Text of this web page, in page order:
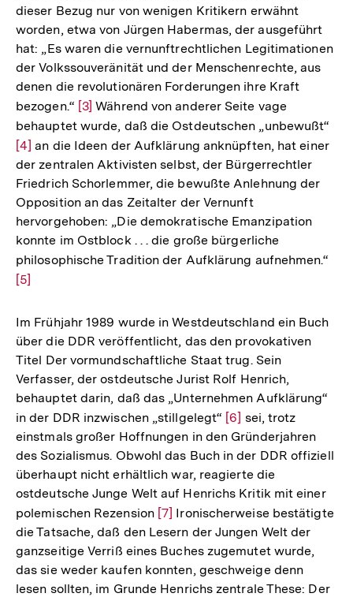
dieser Bezug nur von wenigen Kritikern erwähnt
worden, etwa von Jürgen Habermas, der ausgeführt
hat: „Es waren die vernunftrechtlichen Legitimationen
der Volkssouveränität und der Menschenrechte, aus
denen die revolutionären Forderungen ihre Kraft
bezogen.“ Zur
Auflösung
der
Fußnote
[3] Während von anderer Seite vage
behauptet wurde, daß die Ostdeutschen „unbewußt“
[4] an die Ideen der Aufklärung anknüpften, hat einer
der zentralen Aktivisten selbst, der Bürgerrechtler
Friedrich Schorlemmer, die bewußte Anlehnung der
Opposition an das Zeitalter der Vernunft
hervorgehoben: „Die demokratische Emanzipation
konnte im Ostblock . . . die große bürgerliche
philosophische Tradition der Aufklärung aufnehmen.“
[5]
Im Frühjahr 1989 wurde in Westdeutschland ein Buch
über die DDR veröffentlicht, das den provokativen
Titel Der vormundschaftliche Staat trug. Sein
Verfasser, der ostdeutsche Jurist Rolf Henrich,
behauptet darin, daß das „Unternehmen Aufklärung“
in der DDR inzwischen „stillgelegt“ Zur
Auflösung
der
Fußnote
[6] sei, trotz
einstmals großer Hoffnungen in den Gründerjahren
des Sozialismus. Obwohl das Buch in der DDR offiziell
überhaupt nicht erhältlich war, reagierte die
ostdeutsche Junge Welt auf Henrichs Kritik mit einer
polemischen Rezension Zur
Auflösung
der
Fußnote
[7] Ironischerweise bestätigte
die Tatsache, daß den Lesern der Jungen Welt der
ganzseitige Verriß eines Buches zugemutet wurde,
das sie weder kaufen konnten, geschweige denn
lesen sollten, im Grunde Henrichs zentrale These: Der